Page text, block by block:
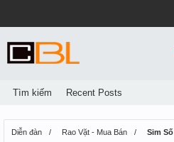
Diễn đàn Rao Vặt - Mua Bán Sim Số
Tìm kiếm Recent Posts